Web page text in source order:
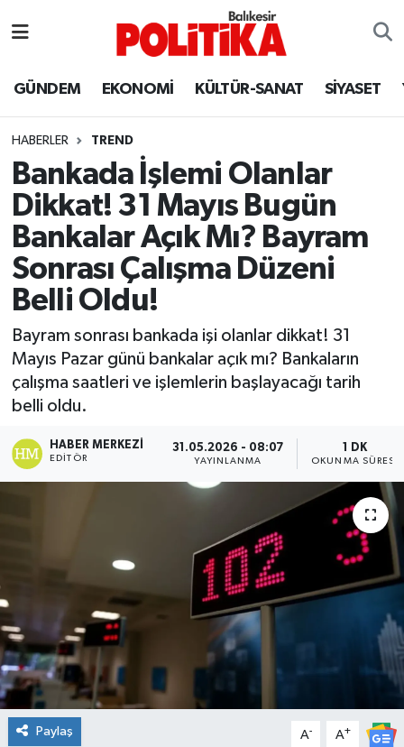
GÜNDEM EKONOMİ KÜLTÜR-SANAT SİYASET
HABERLER TREND
Bankada İşlemi Olanlar
Dikkat! 31 Mayıs Bugün
Bankalar Açık Mı? Bayram
Sonrası Çalışma Düzeni
Belli Oldu!
Bayram sonrası bankada işi olanlar dikkat! 31
Mayıs Pazar günü bankalar açık mı? Bankaların
çalışma saatleri ve işlemlerin başlayacağı tarih
belli oldu.
HABER MERKEZI
EDITÖR
31.05.2026 - 08:07
YAYINLANMA
1 DK
OKUNMA SÜRESI
Paylaş A- A+
Ayvalık
Balya
Bandırma
Bigadiç
BİYOGRAFİLER
Burhaniye
ÇEVRE
DÜNYA
Dursunbey
EĞİTİM
EKONOMİ
Erdek
Gömeç
Balıkesir Hava Durumu
Balıkesir Namaz Vakitleri
Balıkesir Trafik Yoğunluk Haritası
Süper Lig Puan Durumu ve Fikstür
Tüm Manşetler
Son Dakika Haberleri
Haber Arşivi